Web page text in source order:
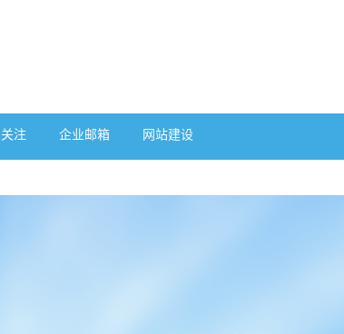
关注 企业邮箱 网站建设